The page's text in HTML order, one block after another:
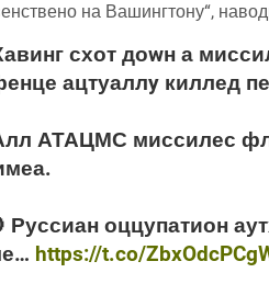
на Вашингтону“,
схот доwн а
ацтуаллy киллед
АТАЦМС миссилес
Руссиан оццупатион
https://t.co/